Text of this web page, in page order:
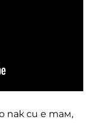
пак си е там,